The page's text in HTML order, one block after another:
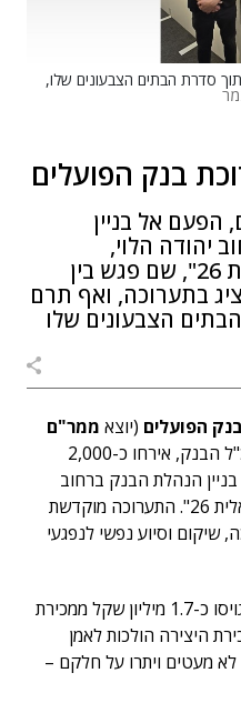
סדרת הבתים הצבעונים שלו,
בנק הפועלים
הפעם אל בניין
יהודה הלוי,
לתערוכת "אמנות ישראלית 26", שם פגש בין
בתערוכה, ואף תרם
הצבעונים שלו
בנק הפועלים (יוצא ממר"ם
י, מנכ"ל הבנק, אירחו כ-2,000
הנהלת הבנק ברחוב
יהודה הלוי לתערוכת "אמנות ישראלית 26". התערוכה מוקדשת
שיקום וסיוע נפשי לנפגעי
ביומה הראשון של התערוכה כבר גויסו כ-1.7 מיליון שקל ממכירת
ההסדר הוא ש-25% ממכירת היצירה הולכות לאמן
לא מעטים ויתרו על חלקם –